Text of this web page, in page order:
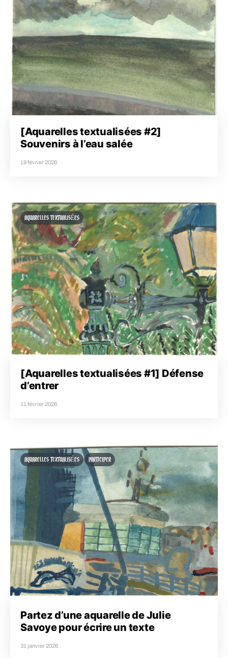
[Aquarelles textualisées #2]
Souvenirs à l’eau salée
19 février 2026
AQUARELLES TEXTUALISÉES
[Aquarelles textualisées #1] Défense
d’entrer
11 février 2026
AQUARELLES TEXTUALISÉES PARTICIPER
Partez d’une aquarelle de Julie
Savoye pour écrire un texte
31 janvier 2026